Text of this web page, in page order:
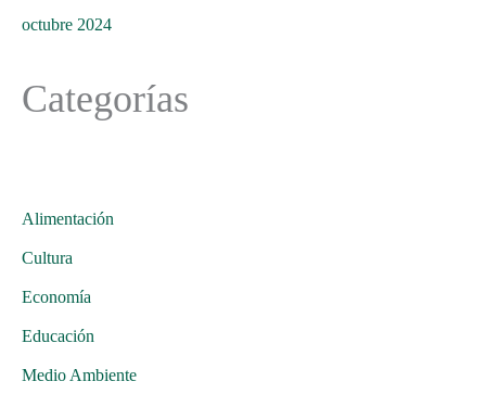
octubre 2024
Categorías
Alimentación
Cultura
Economía
Educación
Medio Ambiente